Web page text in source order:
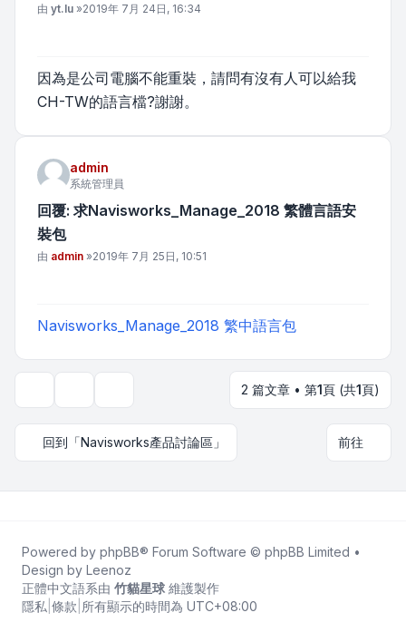
文章
由 yt.lu »2019年 7月 24日, 16:34
因為是公司電腦不能重裝，請問有沒有人可以給我
CH-TW的語言檔?謝謝。
admin
系統管理員
回覆: 求Navisworks_Manage_2018 繁體言語安
裝包
文章
由 admin »2019年 7月 25日, 10:51
Navisworks_Manage_2018 繁中語言包
2 篇文章 • 第1頁 (共1頁)
回到「Navisworks產品討論區」 前往
Powered by phpBB® Forum Software © phpBB Limited •
Design by Leenoz
正體中文語系由 竹貓星球 維護製作
隱私 條款 所有顯示的時間為 UTC+08:00